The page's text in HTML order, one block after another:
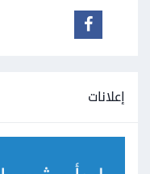
إعلانات